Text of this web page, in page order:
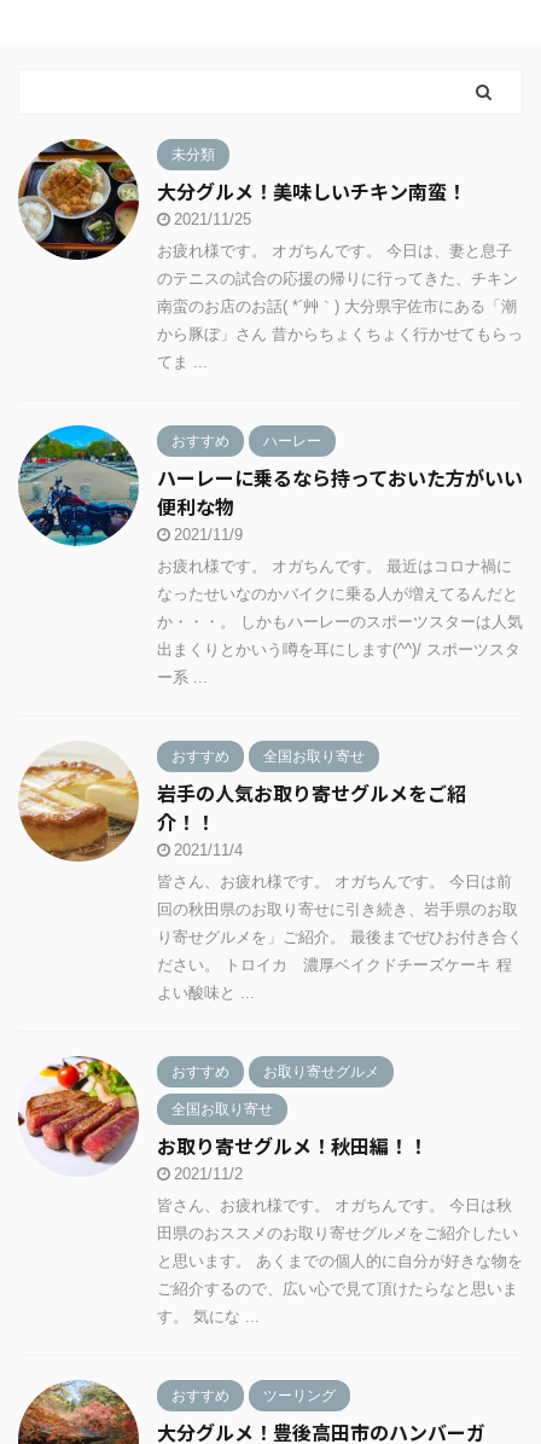
未分類
大分グルメ！美味しいチキン南蛮！
2021/11/25
お疲れ様です。 オガちんです。 今日は、妻と息子
のテニスの試合の応援の帰りに行ってきた、チキン
南蛮のお店のお話( *´艸｀) 大分県宇佐市にある「潮
から豚ぼ」さん 昔からちょくちょく行かせてもらっ
てま ...
おすすめ ハーレー
ハーレーに乗るなら持っておいた方がいい
便利な物
2021/11/9
お疲れ様です。 オガちんです。 最近はコロナ禍に
なったせいなのかバイクに乗る人が増えてるんだと
か・・・。 しかもハーレーのスポーツスターは人気
出まくりとかいう噂を耳にします(^^)/ スポーツスタ
ー系 ...
おすすめ 全国お取り寄せ
岩手の人気お取り寄せグルメをご紹
介！！
2021/11/4
皆さん、お疲れ様です。 オガちんです。 今日は前
回の秋田県のお取り寄せに引き続き、岩手県のお取
り寄せグルメを」ご紹介。 最後までぜひお付き合く
ださい。 トロイカ 濃厚ベイクドチーズケーキ 程
よい酸味と ...
おすすめ お取り寄せグルメ
全国お取り寄せ
お取り寄せグルメ！秋田編！！
2021/11/2
皆さん、お疲れ様です。 オガちんです。 今日は秋
田県のおススメのお取り寄せグルメをご紹介したい
と思います。 あくまでの個人的に自分が好きな物を
ご紹介するので、広い心で見て頂けたらなと思いま
す。 気にな ...
おすすめ ツーリング
大分グルメ！豊後高田市のハンバーガ